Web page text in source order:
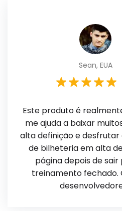
Sean, EUA
me ajuda a baixar
alta definição e desfrutar
de bilheteria em alta
página depois de
treinamento fechado.